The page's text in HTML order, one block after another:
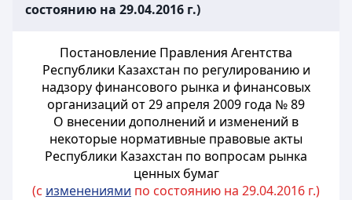
состоянию на 29.04.2016 г.)
Постановление Правления Агентства
Республики Казахстан по регулированию и
надзору финансового рынка и финансовых
организаций от 29 апреля 2009 года № 89
О внесении дополнений и изменений в
некоторые нормативные правовые акты
Республики Казахстан по вопросам рынка
ценных бумаг
(с изменениями по состоянию на 29.04.2016 г.)